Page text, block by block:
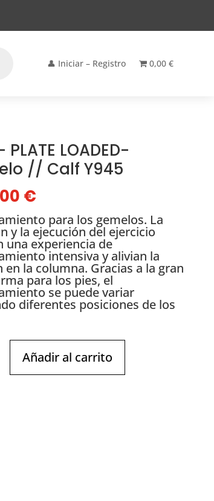
👤 Iniciar – Registro 0,00 €
PLATE LOADED-
// Calf Y945
€
para los gemelos. La
y la ejecución del ejercicio
una experiencia de
intensiva y alivian la
en la columna. Gracias a la gran
para los pies, el
se puede variar
diferentes posiciones de los
Añadir al carrito